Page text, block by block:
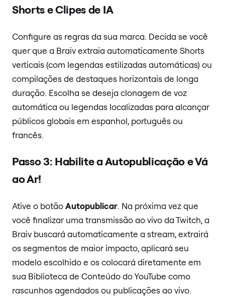
Shorts e Clipes de IA
Configure as regras da sua marca. Decida se você
quer que a Braiv extraia automaticamente Shorts
verticais (com legendas estilizadas automáticas) ou
compilações de destaques horizontais de longa
duração. Escolha se deseja clonagem de voz
automática ou legendas localizadas para alcançar
públicos globais em espanhol, português ou
francês.
Passo 3: Habilite a Autopublicação e Vá
ao Ar!
Ative o botãoAutopublicar. Na próxima vez que
você finalizar uma transmissão ao vivo da Twitch, a
Braiv buscará automaticamente a stream, extrairá
os segmentos de maior impacto, aplicará seu
modelo escolhido e os colocará diretamente em
sua Biblioteca de Conteúdo do YouTube como
rascunhos agendados ou publicações ao vivo.